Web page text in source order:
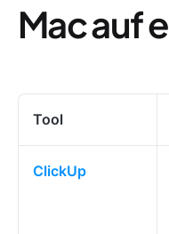
Mac auf
Tool
ClickUp